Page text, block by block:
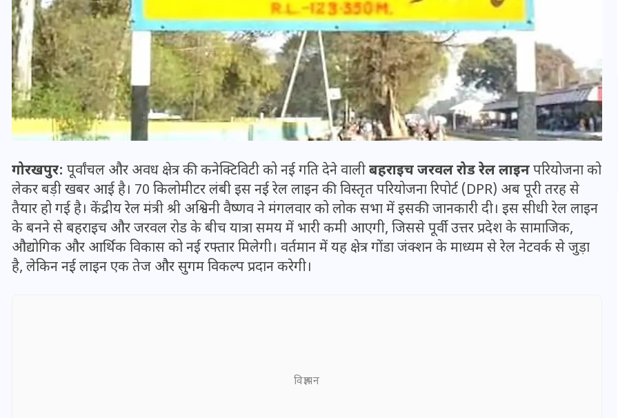
गोरखपुर: पूर्वांचल और अवध क्षेत्र की कनेक्टिविटी को नई गति देने वालीबहराइच जरवल रोड रेल लाइनपरियोजना को
लेकर बड़ी खबर आई है। 70 किलोमीटर लंबी इस नई रेल लाइन की विस्तृत परियोजना रिपोर्ट (DPR) अब पूरी तरह से
तैयार हो गई है। केंद्रीय रेल मंत्री श्री अश्विनी वैष्णव ने मंगलवार को लोक सभा में इसकी जानकारी दी। इस सीधी रेल लाइन
के बनने से बहराइच और जरवल रोड के बीच यात्रा समय में भारी कमी आएगी, जिससे पूर्वी उत्तर प्रदेश के सामाजिक,
औद्योगिक और आर्थिक विकास को नई रफ्तार मिलेगी। वर्तमान में यह क्षेत्र गोंडा जंक्शन के माध्यम से रेल नेटवर्क से जुड़ा
है, लेकिन नई लाइन एक तेज और सुगम विकल्प प्रदान करेगी।
विज्ञापन
पूरी लिस्ट
30 दिसम्बर 2025
‘कंकाल’
29 दिसम्बर 2025